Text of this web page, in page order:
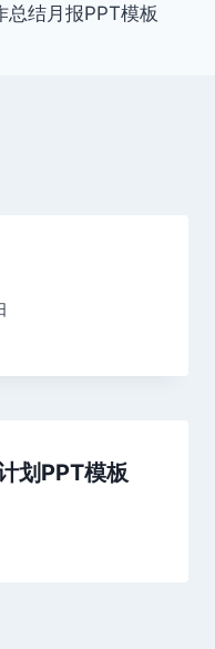
总结月报PPT模板
划PPT模板